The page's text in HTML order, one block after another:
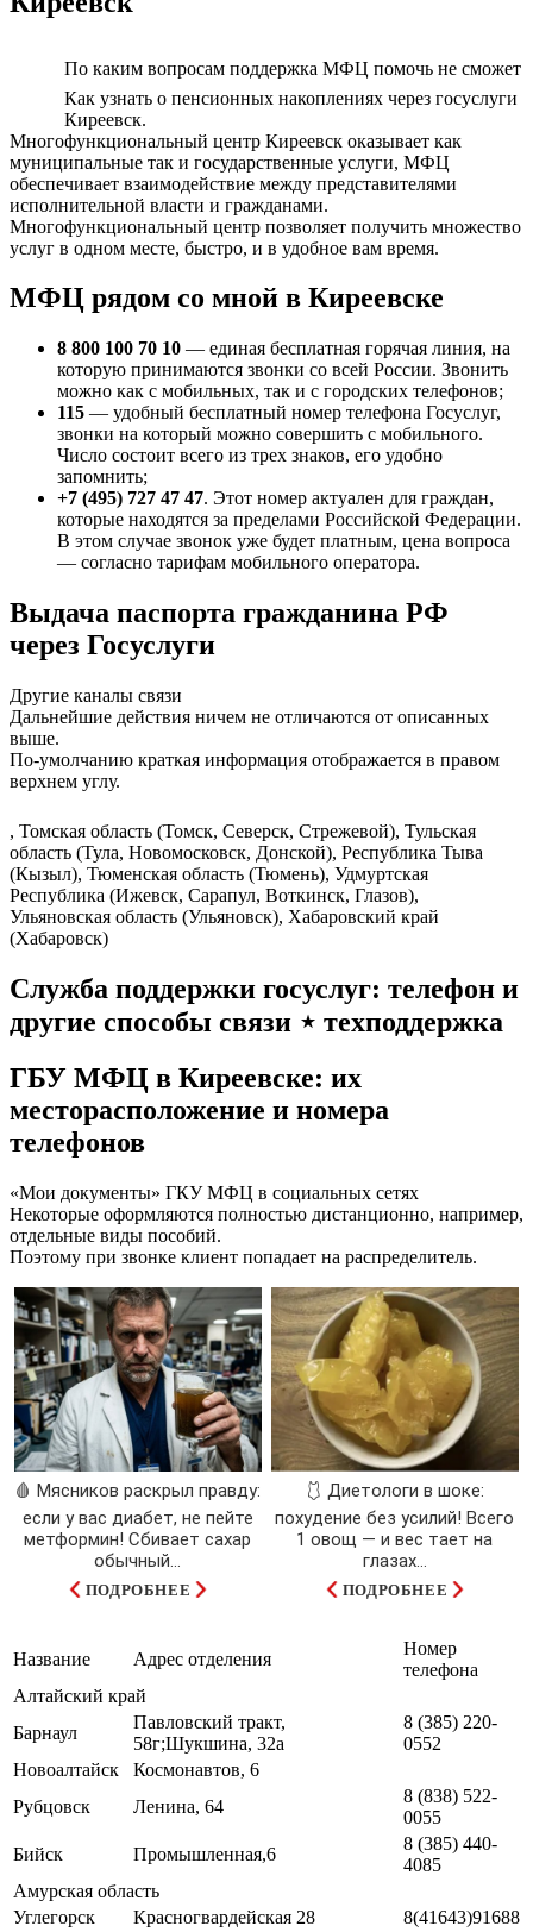
По каким вопросам поддержка МФЦ помочь не сможет
Как узнать о пенсионных накоплениях через госуслуги
Киреевск.
Многофункциональный центр Киреевск оказывает как
муниципальные так и государственные услуги, МФЦ
обеспечивает взаимодействие между представителями
исполнительной власти и гражданами.
Многофункциональный центр позволяет получить множество
услуг в одном месте, быстро, и в удобное вам время.
МФЦ рядом со мной в Киреевске
8 800 100 70 10 — единая бесплатная горячая линия, на
которую принимаются звонки со всей России. Звонить
можно как с мобильных, так и с городских телефонов;
115 — удобный бесплатный номер телефона Госуслуг,
звонки на который можно совершить с мобильного.
Число состоит всего из трех знаков, его удобно
запомнить;
+7 (495) 727 47 47. Этот номер актуален для граждан,
которые находятся за пределами Российской Федерации.
В этом случае звонок уже будет платным, цена вопроса
— согласно тарифам мобильного оператора.
Выдача паспорта гражданина РФ
через Госуслуги
Другие каналы связи
Дальнейшие действия ничем не отличаются от описанных
выше.
По-умолчанию краткая информация отображается в правом
верхнем углу.
, Томская область (Томск, Северск, Стрежевой), Тульская
область (Тула, Новомосковск, Донской), Республика Тыва
(Кызыл), Тюменская область (Тюмень), Удмуртская
Республика (Ижевск, Сарапул, Воткинск, Глазов),
Ульяновская область (Ульяновск), Хабаровский край
(Хабаровск)
Служба поддержки госуслуг: телефон и
другие способы связи ⋆ техподдержка
ГБУ МФЦ в Киреевске: их
месторасположение и номера
телефонов
«Мои документы» ГКУ МФЦ в социальных сетях
Некоторые оформляются полностью дистанционно, например,
отдельные виды пособий.
Поэтому при звонке клиент попадает на распределитель.
🩸 Мясников раскрыл правду:
если у вас диабет, не пейте
метформин! Сбивает сахар
обычный...
ПОДРОБНЕЕ
🩱 Диетологи в шоке:
похудение без усилий! Всего
1 овощ — и вес тает на
глазах…
ПОДРОБНЕЕ
Название Адрес отделения
Номер
телефона
Алтайский край
Барнаул
Павловский тракт,
58г;Шукшина, 32а
8 (385) 220-
0552
Новоалтайск
Космонавтов, 6
Рубцовск
Ленина, 64
8 (838) 522-
0055
Бийск
Промышленная,6
8 (385) 440-
4085
Амурская область
Углегорск
Красногвардейская 28 8(41643)91688